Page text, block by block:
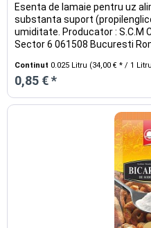
Esenta de lamaie pentru uz
substanta suport
umiditate. Producator : S.C.M
Sector 6 061508 Bucuresti
Continut 0.025 Litru (34,00 € * / 1
0,85 € *